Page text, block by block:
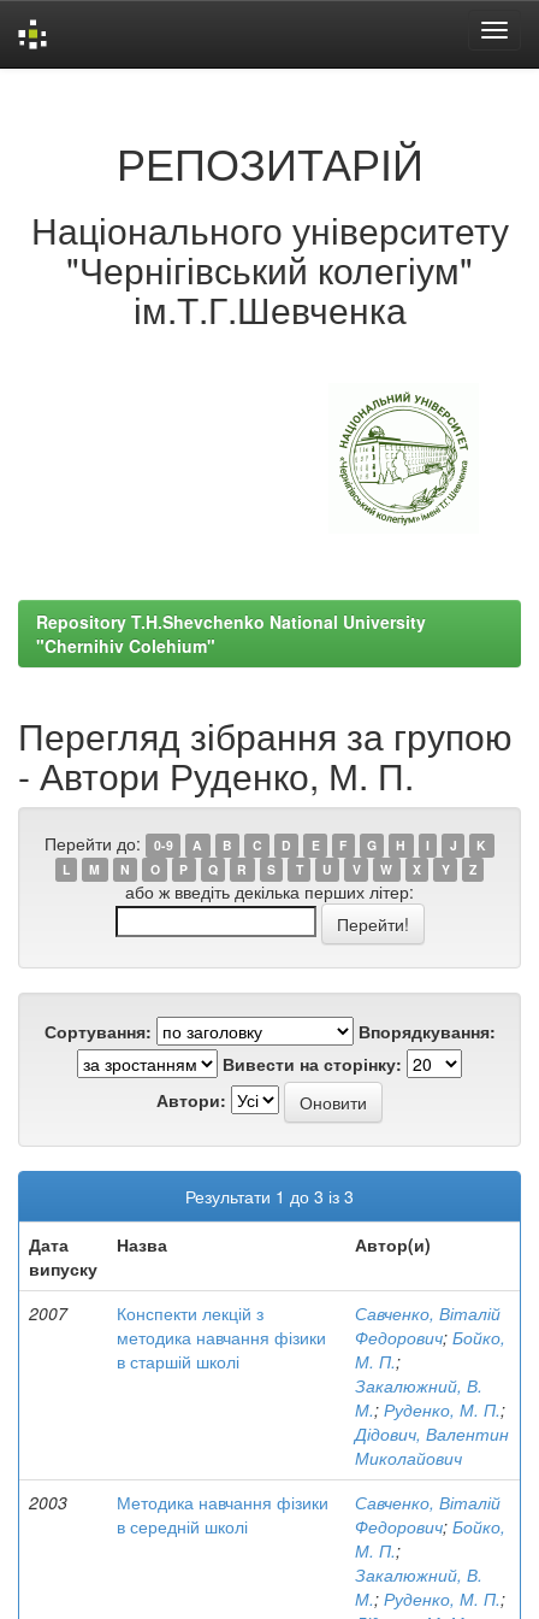
РЕПОЗИТАРІЙ
Національного університету
"Чернігівський колегіум"
ім.Т.Г.Шевченка
Repository T.H.Shevchenko National University
"Chernihiv Colehium"
Перегляд зібрання за групою
- Автори Руденко, М. П.
Перейти до: 0-9 A B C D E F G H I J
K
L
M N O P Q R S T U V W X Y Z
або ж введіть декілька перших літер:
Сортування:
Впорядкування:
Вивести на сторінку:
Автори:
Результати 1 до 3 із 3
Дата
випуску
Назва Автор(и)
2007
Конспекти лекцій з
методика навчання фізики
в старшій школі
Савченко, Віталій
Федорович; Бойко,
М. П.;
Закалюжний, В.
М.; Руденко, М. П.;
Дідович, Валентин
Миколайович
2003
Методика навчання фізики
в середній школі
Савченко, Віталій
Федорович; Бойко,
М. П.;
Закалюжний, В.
М.; Руденко, М. П.;